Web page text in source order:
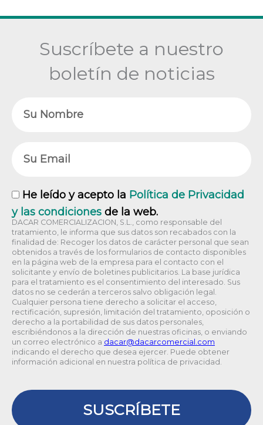
Suscríbete a nuestro
boletín de noticias
RGPD
He leído y acepto la Política de Privacidad
y las condiciones de la web.
DACAR COMERCIALIZACION, S.L., como responsable del
tratamiento, le informa que sus datos son recabados con la
finalidad de: Recoger los datos de carácter personal que sean
obtenidos a través de los formularios de contacto disponibles
en la página web de la empresa para el contacto con el
solicitante y envío de boletines publicitarios. La base jurídica
para el tratamiento es el consentimiento del interesado. Sus
datos no se cederán a terceros salvo obligación legal.
Cualquier persona tiene derecho a solicitar el acceso,
rectificación, supresión, limitación del tratamiento, oposición o
derecho a la portabilidad de sus datos personales,
escribiéndonos a la dirección de nuestras oficinas, o enviando
un correo electrónico a
moc.laicremocracad
@racad
indicando el derecho que desea ejercer. Puede obtener
información adicional en nuestra política de privacidad.
SUSCRÍBETE